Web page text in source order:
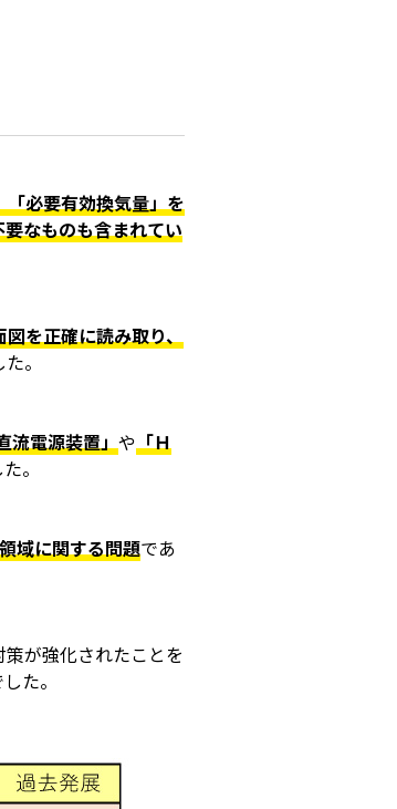
必要有効換気量」を
なものも含まれてい
を正確に読み取り、
。
流電源装置」や「Ｈ
。
域に関する問題であ
が強化されたことを
た。